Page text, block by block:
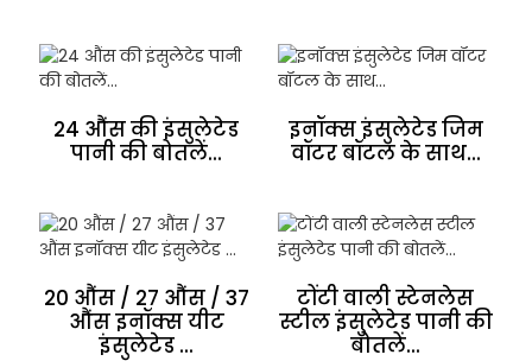
24 औंस की इंसुलेटेड
पानी की बोतलें...
इनॉक्स इंसुलेटेड जिम
वॉटर बॉटल के साथ...
20 औंस / 27 औंस / 37
औंस इनॉक्स यीट
इंसुलेटेड ...
टोंटी वाली स्टेनलेस
स्टील इंसुलेटेड पानी की
बोतलें...